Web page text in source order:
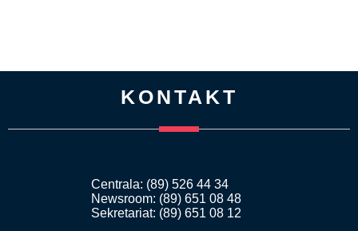
KONTAKT
Centrala: (89) 526 44 34
Newsroom: (89) 651 08 48
Sekretariat: (89) 651 08 12